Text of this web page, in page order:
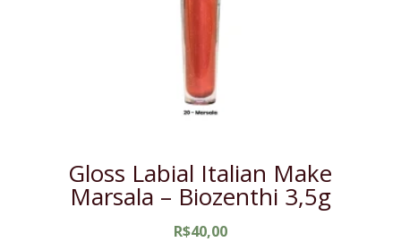
Gloss Labial Italian Make
Marsala – Biozenthi 3,5g
R$40,00